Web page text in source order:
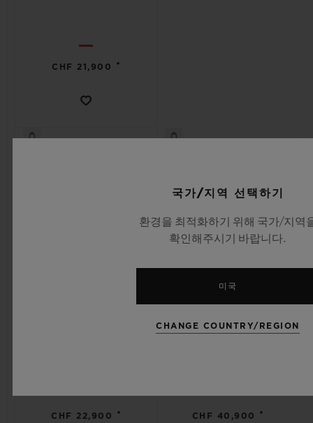
CHF 21,900 •
CHF 22,900 •
킹 골드 42 MM
CHF 40,900 •
국가/지역 선택하기
환경을 최적화하기 위해 국가/지역
확인해주시기 바랍니다.
미국
CHANGE COUNTRY/REGION